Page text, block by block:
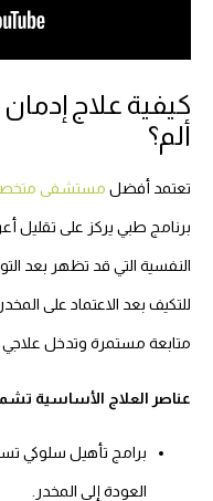
كيفية علاج
ألم؟
تعتمد أفضل مستشفى
برنامج طبي يركز على تقليل
النفسية التي قد تظهر بعد
للتكيف بعد الاعتماد على
متابعة مستمرة وتدخل علاجي
عناصر العلاج الأساسية
برامج تأهيل سلوكي
العودة إلى المخدر.